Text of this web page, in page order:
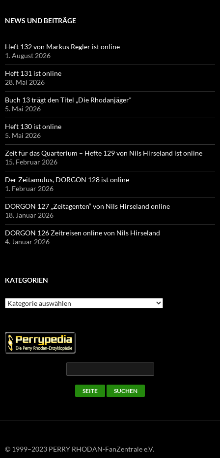
NEWS UND BEITRÄGE
Heft 132 von Markus Regler ist online
1. August 2026
Heft 131 ist online
28. Mai 2026
Buch 13 trägt den Titel „Die Rhodanjäger“
5. Mai 2026
Heft 130 ist online
5. Mai 2026
Zeit für das Quarterium – Hefte 129 von Nils Hirseland ist online
15. Februar 2026
Der Zeitamulus, DORGON 128 ist online
1. Februar 2026
DORGON 127 „Zeitagenten“ von Nils Hirseland online
18. Januar 2026
DORGON 126 Zeitreisen online von Nils Hirseland
4. Januar 2026
KATEGORIEN
Kategorien
© 1999–2023 PERRY RHODAN-FanZentrale e.V.